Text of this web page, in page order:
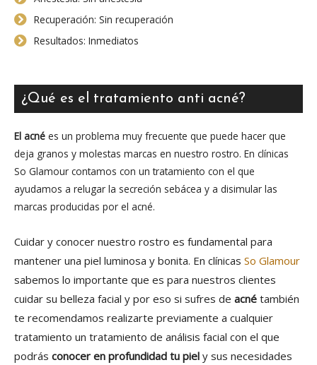
Recuperación: Sin recuperación
Resultados: Inmediatos
¿Qué es el tratamiento anti acné?
El acné es un problema muy frecuente que puede hacer que
deja granos y molestas marcas en nuestro rostro. En clínicas
So Glamour contamos con un tratamiento con el que
ayudamos a relugar la secreción sebácea y a disimular las
marcas producidas por el acné.
Cuidar y conocer nuestro rostro es fundamental para
mantener una piel luminosa y bonita. En clínicas So Glamour
sabemos lo importante que es para nuestros clientes
cuidar su belleza facial y por eso si sufres de acné también
te recomendamos realizarte previamente a cualquier
tratamiento un tratamiento de análisis facial con el que
podrás conocer en profundidad tu piel y sus necesidades